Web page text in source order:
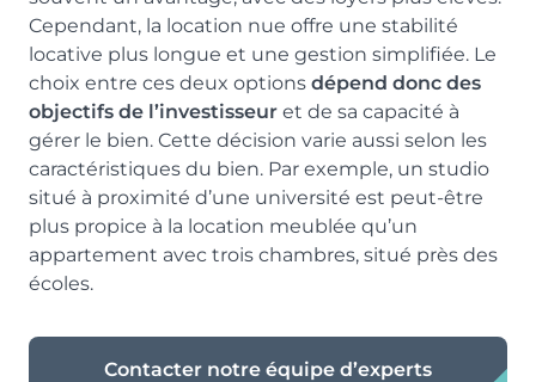
Cependant, la location nue offre une stabilité
locative plus longue et une gestion simplifiée. Le
choix entre ces deux options dépend donc des
objectifs de l’investisseur et de sa capacité à
gérer le bien. Cette décision varie aussi selon les
caractéristiques du bien. Par exemple, un studio
situé à proximité d’une université est peut-être
plus propice à la location meublée qu’un
appartement avec trois chambres, situé près des
écoles.
Contacter notre équipe d’experts